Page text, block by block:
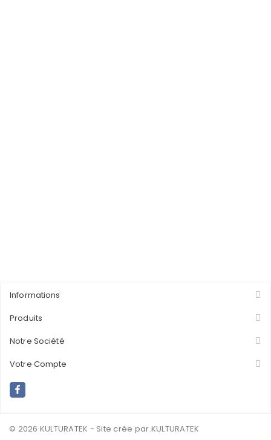
Informations
Produits
Notre Société
Votre Compte
© 2026 KULTURATEK - Site crée par.KULTURATEK